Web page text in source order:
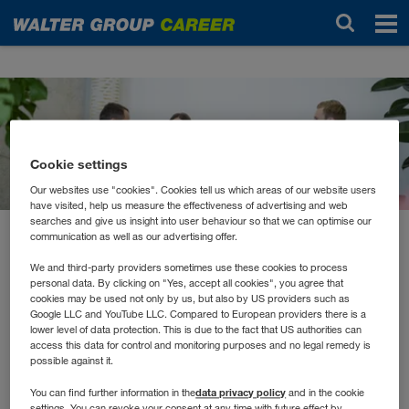
News
Flexibilität in alle Richtungen
Die WALTER GROUP und Ihre Mitarbeiter*innen sind
bekannt dafür, sehr flexibel zu handeln. Diese Flexibilität
wollen wir nun aber auch in andere Bereiche ausweiten.
Daher arbeiten wir aktuell an einer „Flexitime“. Warum wir
Cookie settings
Our websites use "cookies". Cookies tell us which areas of our website users
have visited, help us measure the effectiveness of advertising and web
searches and give us insight into user behaviour so that we can optimise our
communication as well as our advertising offer.
We and third-party providers sometimes use these cookies to process
personal data. By clicking on "Yes, accept all cookies", you agree that
cookies may be used not only by us, but also by US providers such as
Google LLC and YouTube LLC. Compared to European providers there is a
lower level of data protection. This is due to the fact that US authorities can
access this data for control and monitoring purposes and no legal remedy is
possible against it.
You can find further information in thedata privacy policy and in the cookie